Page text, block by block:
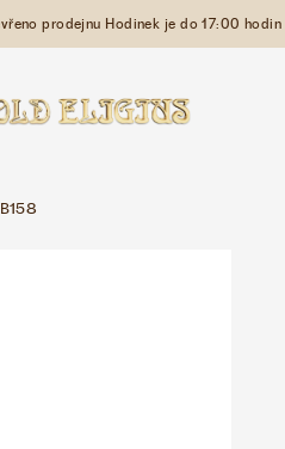
prodejnu Hodinek je do 17:00